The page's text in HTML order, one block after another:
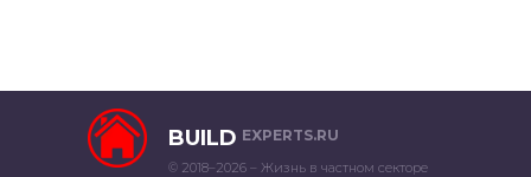
BUILD EXPERTS.RU
© 2018–2026 – Жизнь в частном секторе